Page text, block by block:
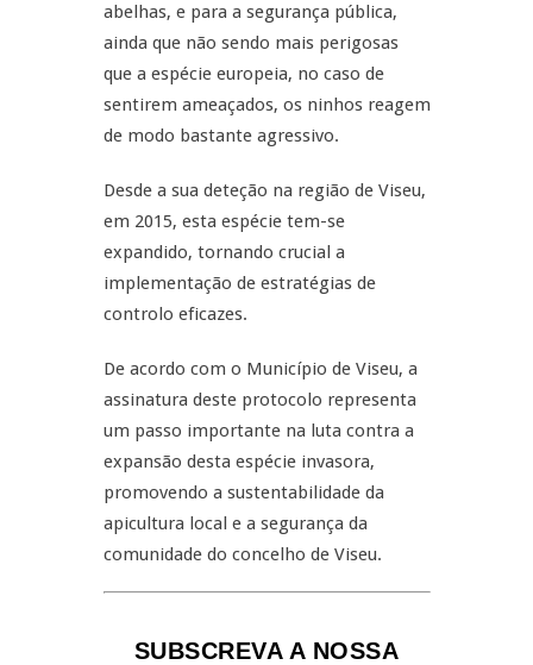
abelhas, e para a segurança pública,
ainda que não sendo mais perigosas
que a espécie europeia, no caso de
sentirem ameaçados, os ninhos reagem
de modo bastante agressivo.
Desde a sua deteção na região de Viseu,
em 2015, esta espécie tem-se
expandido, tornando crucial a
implementação de estratégias de
controlo eficazes.
De acordo com o Município de Viseu, a
assinatura deste protocolo representa
um passo importante na luta contra a
expansão desta espécie invasora,
promovendo a sustentabilidade da
apicultura local e a segurança da
comunidade do concelho de Viseu.
SUBSCREVA A NOSSA